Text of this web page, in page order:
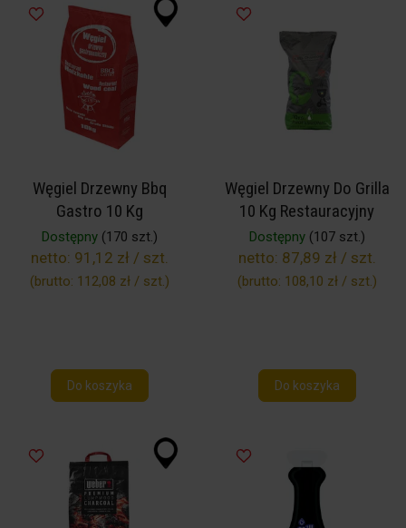
Węgiel Drzewny Bbq
Gastro 10 Kg
Dostępny(170 szt.)
netto: 91,12 zł / szt.
(brutto: 112,08 zł / szt.)
Do koszyka
Węgiel Drzewny Do Grilla
10 Kg Restauracyjny
Dostępny(107 szt.)
netto: 87,89 zł / szt.
(brutto: 108,10 zł / szt.)
Do koszyka